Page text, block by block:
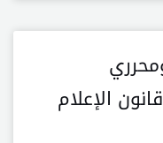
الإعلام